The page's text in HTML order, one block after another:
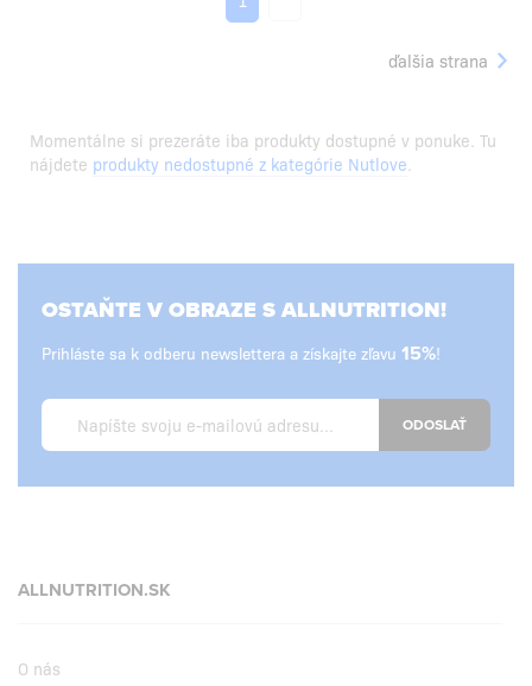
ďalšia strana
Momentálne si prezeráte iba produkty dostupné v ponuke. Tu
nájdete produkty nedostupné z kategórie Nutlove
OSTAŇTE V OBRAZE S ALLNUTRITION!
Prihláste sa k odberu newslettera a získajte zľavu 15%!
ODOSLAŤ
ALLNUTRITION.SK
O nás